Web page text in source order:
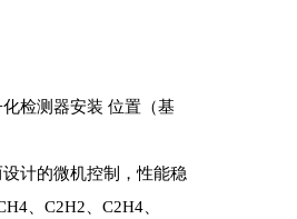
检测器安装 位置（基
计的微机控制，性能稳
、C2H2、C2H4、